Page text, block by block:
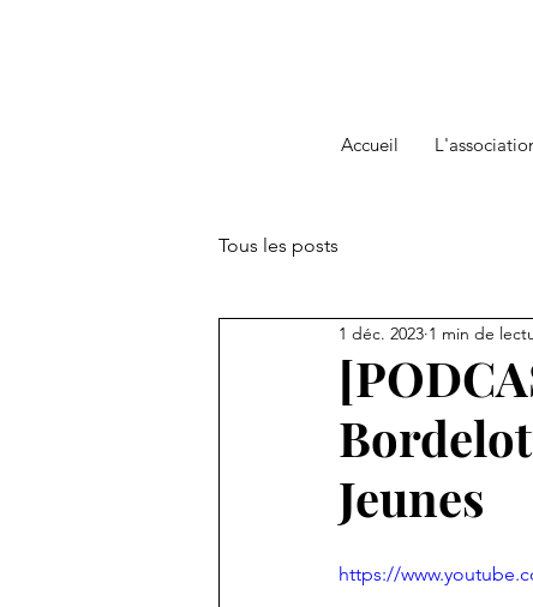
Accueil
Tous les posts
Jeunes
1 déc. 2023 1 min de
https://